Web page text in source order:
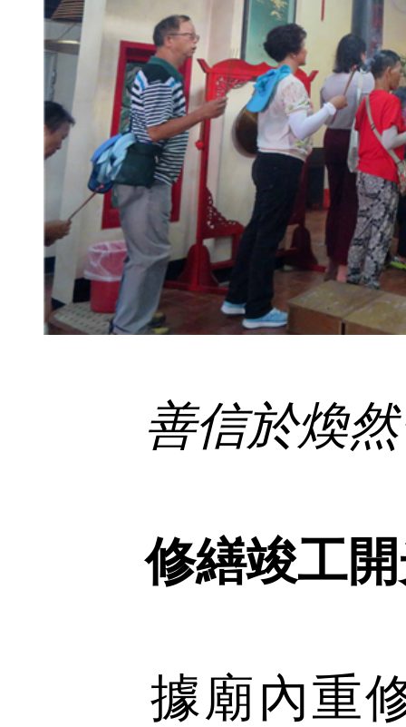
善信於煥然
修繕竣工開
據廟內重修